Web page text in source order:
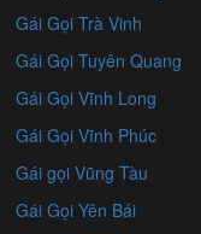
Gái Gọi Trà Vinh
Gái Gọi Tuyên Quang
Gái Gọi Vĩnh Long
Gái Gọi Vĩnh Phúc
Gái gọi Vũng Tàu
Gái Gọi Yên Bái